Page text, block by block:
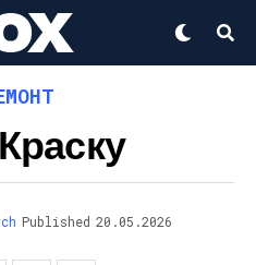
Published 20.05.2026